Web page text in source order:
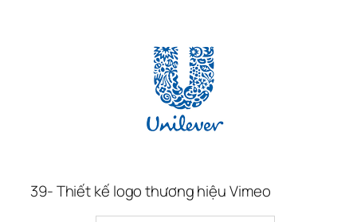
39- Thiết kế logo thương hiệu Vimeo